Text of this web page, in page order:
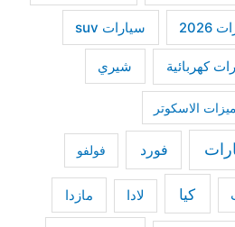
سيارات suv
كهربائية شيري
الاسكوتر
فورد فولفو
كيا لادا مازدا